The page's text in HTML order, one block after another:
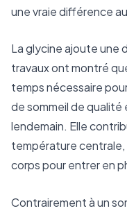
une vraie différence
La glycine ajoute une
travaux ont montré
temps nécessaire
de sommeil de
lendemain. Elle
température centrale,
corps pour entrer en
Contrairement à un